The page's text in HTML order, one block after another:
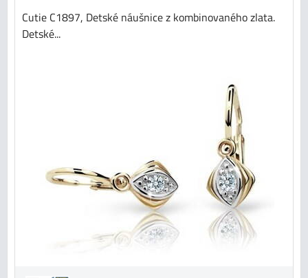
Cutie C1897, Detské náušnice z kombinovaného zlata.
Detské...